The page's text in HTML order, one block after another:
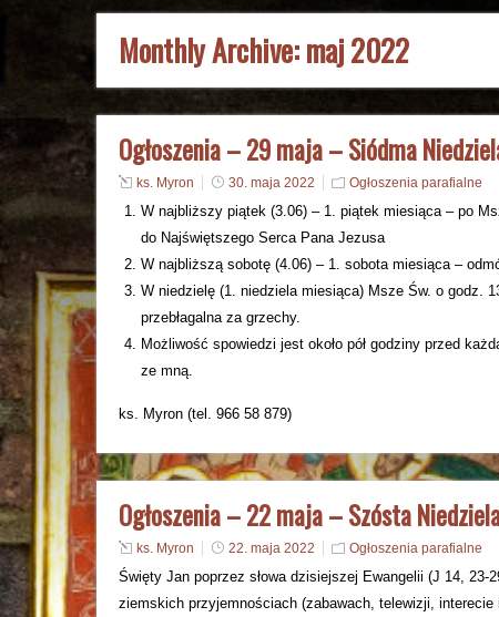
Monthly Archive:maj 2022
Ogłoszenia – 29 maja – Siódma
ks. Myron 30. maja 2022 Ogłoszenia parafialne
W najbliższy piątek (3.06) – 1. piątek miesiąca – po
do Najświętszego Serca Pana Jezusa
W najbliższą sobotę (4.06) – 1. sobota miesiąca –
W niedzielę (1. niedziela miesiąca) Msze Św. o godz.
przebłagalna za grzechy.
Możliwość spowiedzi jest około pół godziny przed
ze mną.
ks. Myron (tel. 966 58 879)
Ogłoszenia – 22 maja – Szósta
ks. Myron 22. maja 2022 Ogłoszenia parafialne
Święty Jan poprzez słowa dzisiejszej Ewangelii (J 14,
ziemskich przyjemnościach (zabawach, telewizji,